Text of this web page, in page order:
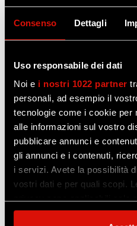
Consenso Dettagli
Uso responsabile dei dati
Noi e i nostri 1022 partner
personali, ad esempio il
tecnologie come i cookie per
alle informazioni sul vostro
pubblicare annunci e
gli annunci e i contenuti,
i servizi. Avete la possibilità
vostri dati e per quali scopi.
privacy sono applicabili solo
in cui avete effettuato le
questo ultimo
stagione a mente
nel primo set, con
«Nel primo set
anche il nostro
bene, poi abbiamo
performance di
contentissimo, però
alla prossima».
Yuki Ishikawa a
salita in cui i Block